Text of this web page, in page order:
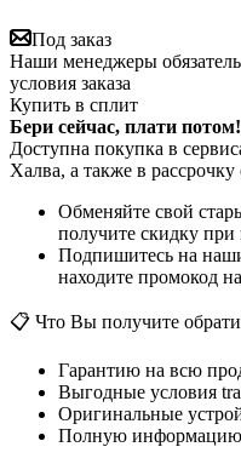
Под заказ
Наши менеджеры
условия заказа
Купить в сплит
Бери сейчас, плати потом!
Доступна покупка в
Халва, а также в
Обменяйте свой
получите скидку
Подпишитесь на
находите промокод
📋 Что Вы получите
Гарантию на всю
Выгодные условия
Оригинальные
Полную информацию